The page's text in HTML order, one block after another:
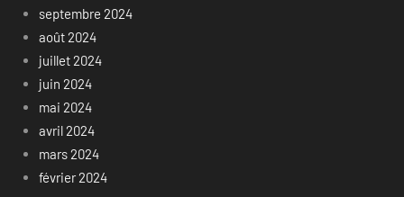
septembre 2024
août 2024
juillet 2024
juin 2024
mai 2024
avril 2024
mars 2024
février 2024